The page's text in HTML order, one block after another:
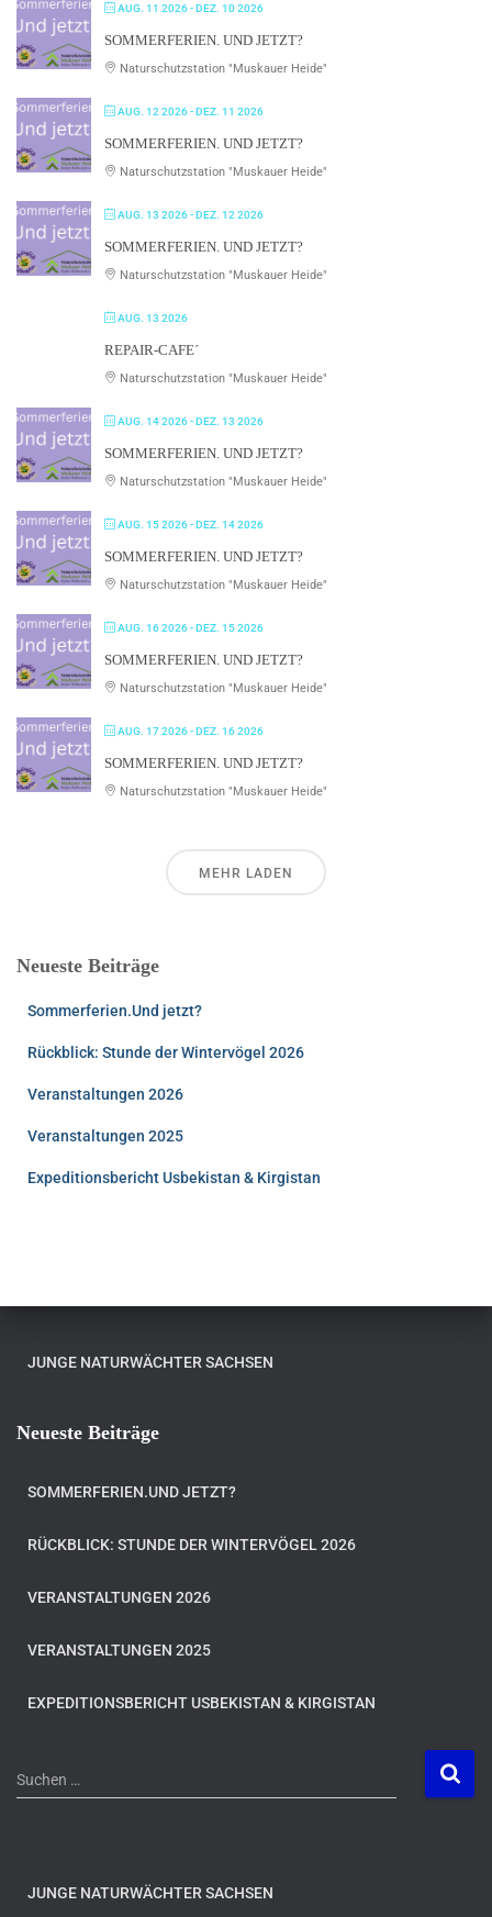
AUG. 11 2026- DEZ. 10 2026
SOMMERFERIEN. UND JETZT?
Naturschutzstation "Muskauer Heide"
AUG. 12 2026- DEZ. 11 2026
SOMMERFERIEN. UND JETZT?
Naturschutzstation "Muskauer Heide"
AUG. 13 2026- DEZ. 12 2026
SOMMERFERIEN. UND JETZT?
Naturschutzstation "Muskauer Heide"
AUG. 13 2026
REPAIR-CAFE´
Naturschutzstation "Muskauer Heide"
AUG. 14 2026- DEZ. 13 2026
SOMMERFERIEN. UND JETZT?
Naturschutzstation "Muskauer Heide"
AUG. 15 2026- DEZ. 14 2026
SOMMERFERIEN. UND JETZT?
Naturschutzstation "Muskauer Heide"
AUG. 16 2026- DEZ. 15 2026
SOMMERFERIEN. UND JETZT?
Naturschutzstation "Muskauer Heide"
AUG. 17 2026- DEZ. 16 2026
SOMMERFERIEN. UND JETZT?
Naturschutzstation "Muskauer Heide"
MEHR LADEN
Neueste Beiträge
Sommerferien.Und jetzt?
Rückblick: Stunde der Wintervögel 2026
Veranstaltungen 2026
Veranstaltungen 2025
Expeditionsbericht Usbekistan & Kirgistan
JUNGE NATURWÄCHTER SACHSEN
Neueste Beiträge
SOMMERFERIEN.UND JETZT?
RÜCKBLICK: STUNDE DER WINTERVÖGEL 2026
VERANSTALTUNGEN 2026
VERANSTALTUNGEN 2025
EXPEDITIONSBERICHT USBEKISTAN & KIRGISTAN
S
u
Suchen …
JUNGE NATURWÄCHTER SACHSEN